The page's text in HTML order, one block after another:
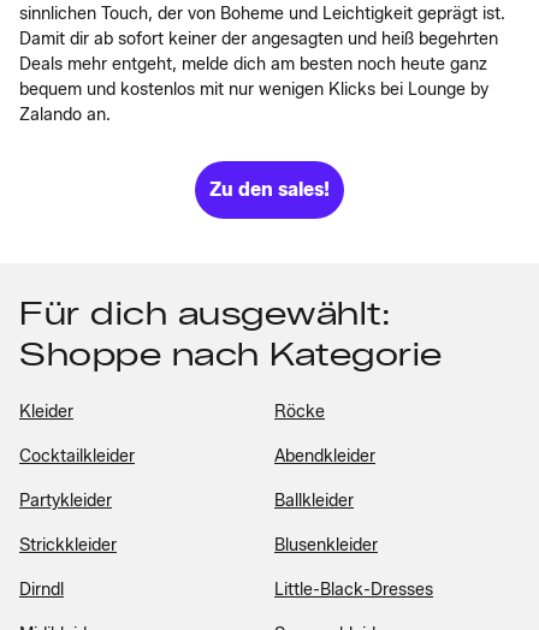
sinnlichen Touch, der von Boheme und Leichtigkeit geprägt ist.
Damit dir ab sofort keiner der angesagten und heiß begehrten
Deals mehr entgeht, melde dich am besten noch heute ganz
bequem und kostenlos mit nur wenigen Klicks bei Lounge by
Zalando an.
Zu den sales!
Für dich ausgewählt:
Shoppe nach Kategorie
Kleider Röcke
Cocktailkleider Abendkleider
Partykleider Ballkleider
Strickkleider Blusenkleider
Dirndl Little-Black-Dresses